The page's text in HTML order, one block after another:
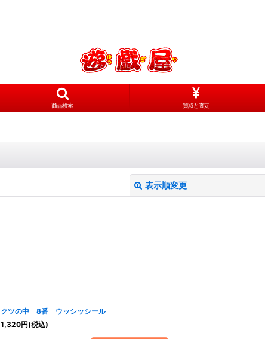
商品検索 買取と査定
表示順変更
クツの中 8番 ウッシッシール
1,320円(税込)